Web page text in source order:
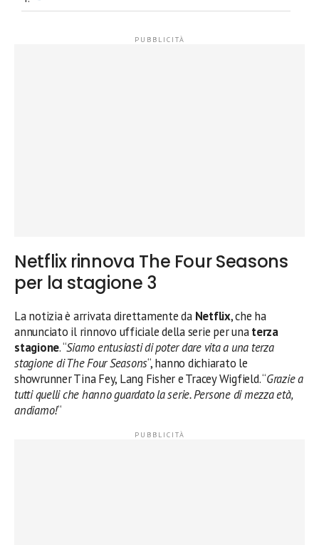
Netflix rinnova The Four Seasons
per la stagione 3
La notizia è arrivata direttamente da Netflix, che ha
annunciato il rinnovo ufficiale della serie per unaterza
stagione. “Siamo entusiasti di poter dare vita a una terza
stagione di The Four Seasons“, hanno dichiarato le
showrunner Tina Fey, Lang Fisher e Tracey Wigfield. “Grazie a
tutti quelli che hanno guardato la serie. Persone di mezza età,
andiamo!“